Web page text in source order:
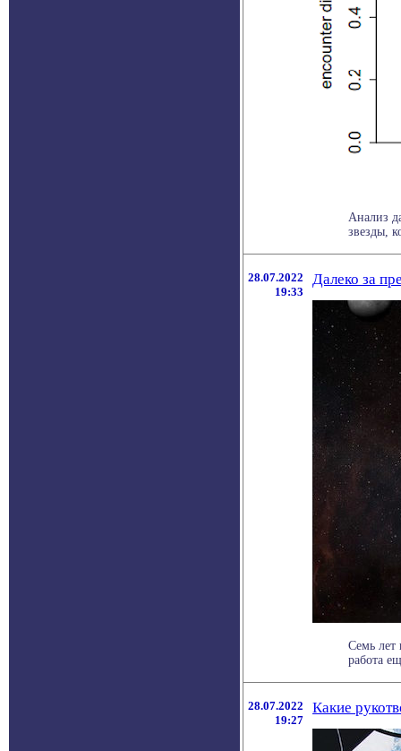
Анализ
звезды,
28.07.2022
19:33
Далеко за
Семь лет
работа
28.07.2022
19:27
Какие